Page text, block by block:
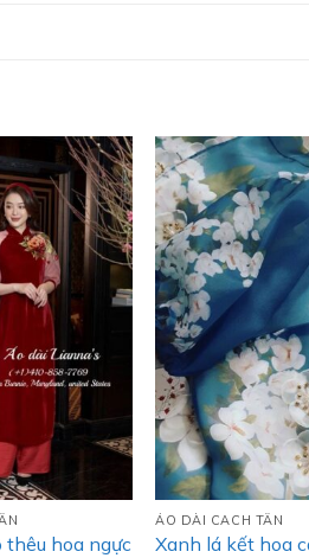
thêu hoa ngực
ÁO DÀI CACH TÂN
Xanh lá kết hoa